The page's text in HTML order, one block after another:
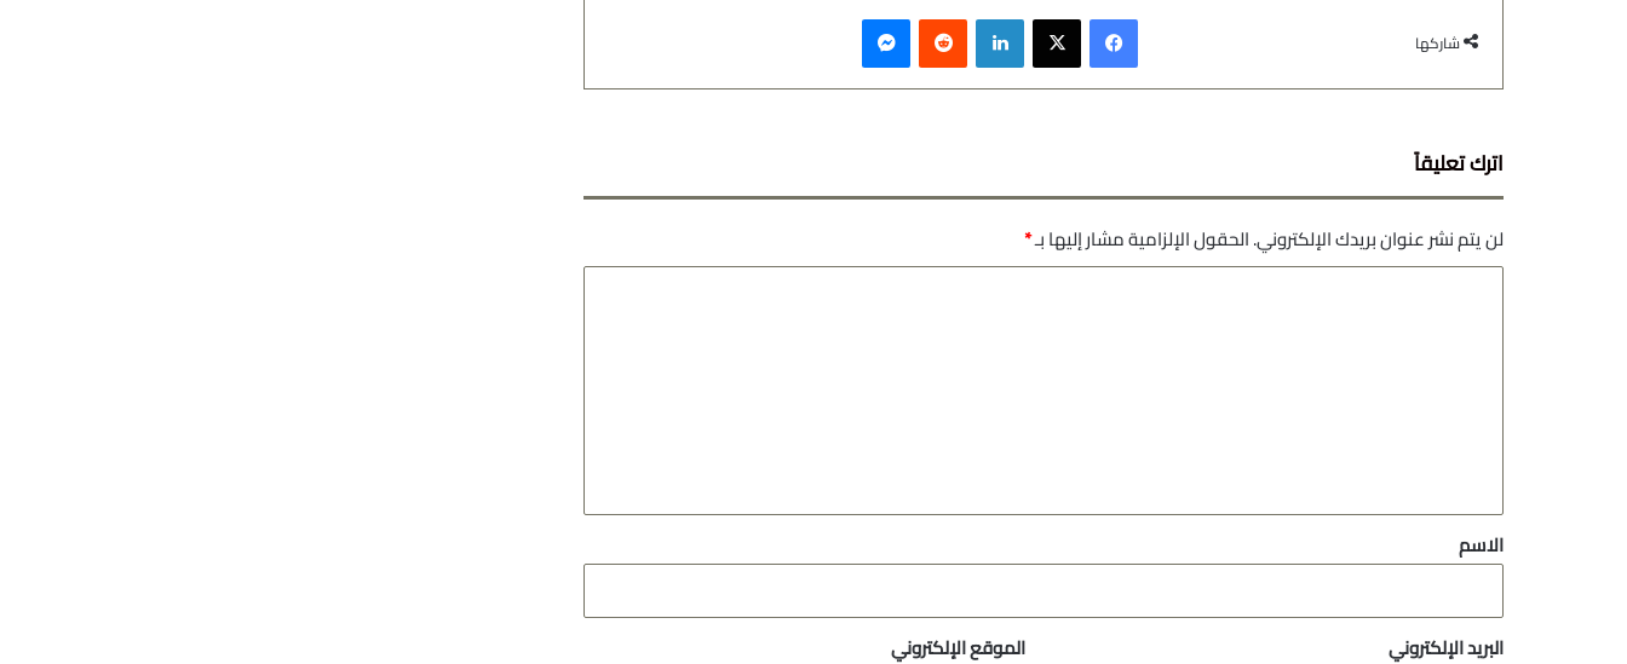
شاركها
فيسبوك ‫X لينكدإن
اترك تعليقاً
لن يتم نشر عنوان بريدك الإلكتروني.الحقول الإلزامية مشار إليها بـ*
*
الاسم
البريد الإلكتروني الموقع الإلكتروني